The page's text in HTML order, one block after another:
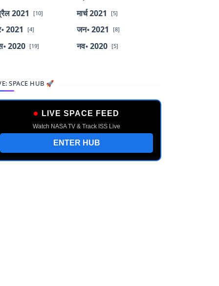
2021 [10] मार्च 2021 [5]
2021 [4] जन॰ 2021 [8]
2020 [19] नव॰ 2020 [5]
SPACE HUB 🚀
LIVE SPACE FEED
Watch NASA TV & Track ISS Live
ENTER HUB